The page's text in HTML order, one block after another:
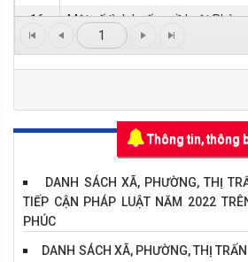
16
Một số tình huống về Luật
Một số tình huống pháp luật về
1
Thông tin, thông
DANH SÁCH XÃ, PHƯỜNG, THỊ
TIẾP CẬN PHÁP LUẬT NĂM 2022
PHÚC
DANH SÁCH XÃ, PHƯỜNG, THỊ